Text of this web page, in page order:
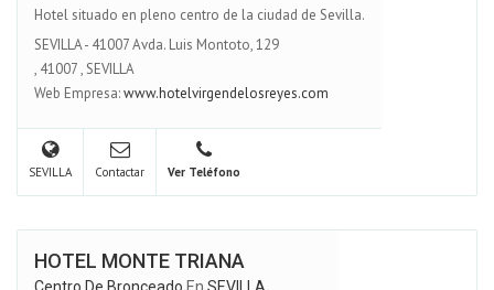
Hotel situado en pleno centro de la ciudad de Sevilla.
SEVILLA - 41007 Avda. Luis Montoto, 129
, 41007,SEVILLA
Web Empresa:www.hotelvirgendelosreyes.com
SEVILLA Contactar Ver Teléfono
HOTEL MONTE TRIANA